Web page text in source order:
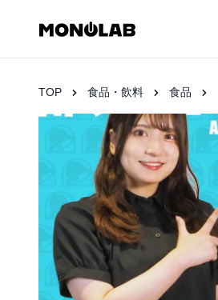
TOP 食品・飲料 食品